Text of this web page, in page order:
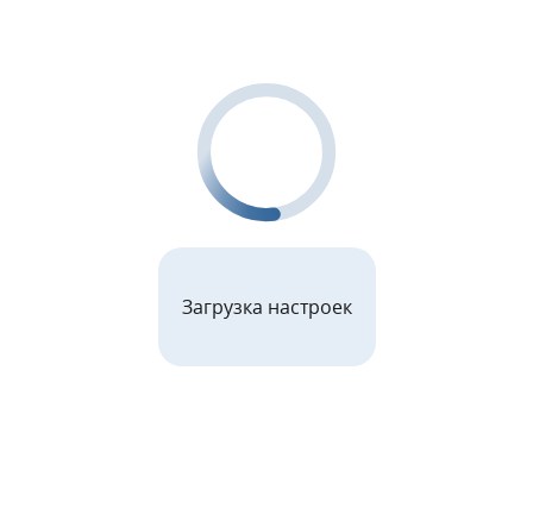
Загрузка настроек